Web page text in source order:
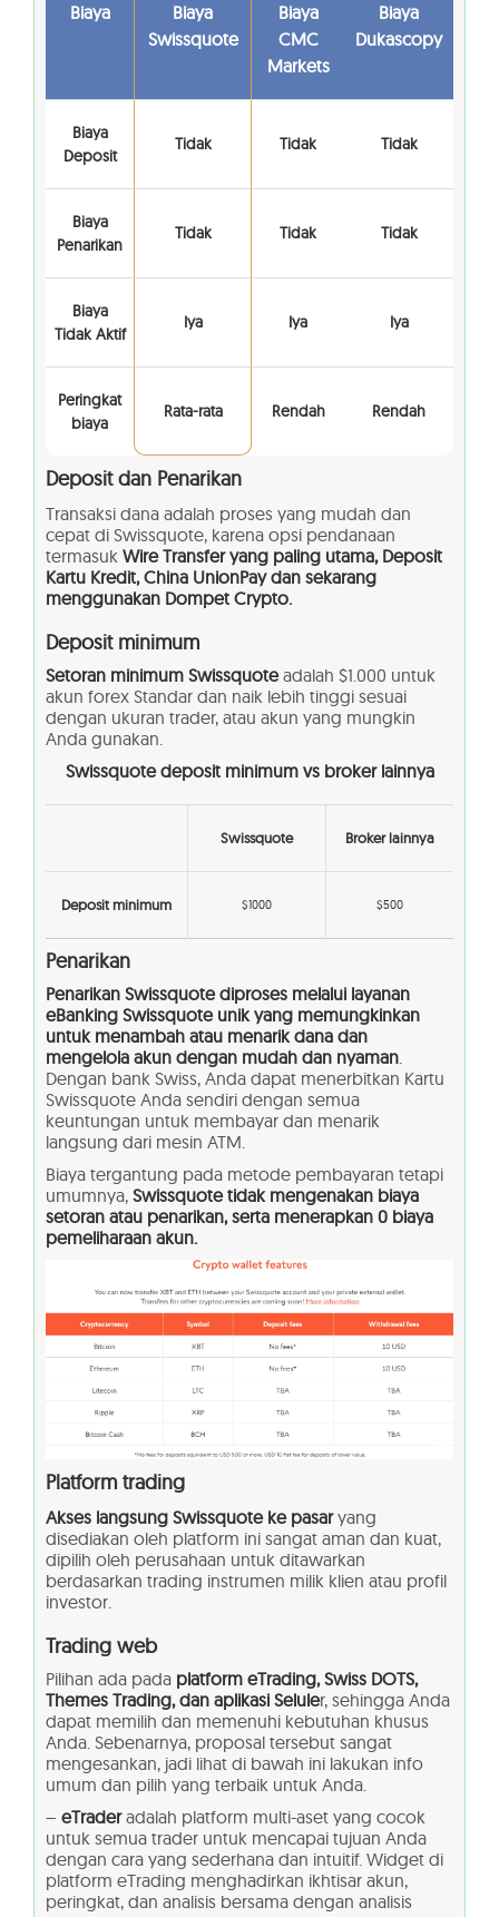
Biaya
Biaya
Swissquote
Biaya
CMC
Markets
Biaya
Dukascopy
Biaya
Deposit
Tidak Tidak Tidak
Biaya
Penarikan
Tidak Tidak Tidak
Biaya
Tidak Aktif
Iya Iya Iya
Peringkat
biaya
Rata-rata Rendah Rendah
Deposit dan Penarikan
Transaksi dana adalah proses yang mudah dan
cepat di Swissquote, karena opsi pendanaan
termasuk Wire Transfer yang paling utama, Deposit
Kartu Kredit, China UnionPay dan sekarang
menggunakan Dompet Crypto.
Deposit minimum
Setoran minimum Swissquoteadalah $1.000 untuk
akun forex Standar dan naik lebih tinggi sesuai
dengan ukuran trader, atau akun yang mungkin
Anda gunakan.
Swissquotedeposit minimum vs broker lainnya
Swissquote Broker lainnya
Deposit minimum $1000 $500
Penarikan
Penarikan Swissquote diproses melalui layanan
eBanking Swissquote unik yang memungkinkan
untuk menambah atau menarik dana dan
mengelola akun dengan mudah dan nyaman.
Dengan bank Swiss, Anda dapat menerbitkan Kartu
Swissquote Anda sendiri dengan semua
keuntungan untuk membayar dan menarik
langsung dari mesin ATM.
Biaya tergantung pada metode pembayaran tetapi
umumnya, Swissquote tidak mengenakan biaya
setoran atau penarikan, serta menerapkan 0 biaya
pemeliharaan akun.
Platform trading
Akses langsung Swissquote ke pasaryang
disediakan oleh platform ini sangat aman dan kuat,
dipilih oleh perusahaan untuk ditawarkan
berdasarkan trading instrumen milik klien atau profil
investor.
Trading web
Pilihan ada pada platform eTrading, Swiss DOTS,
Themes Trading, dan aplikasi Seluler, sehingga Anda
dapat memilih dan memenuhi kebutuhan khusus
Anda. Sebenarnya, proposal tersebut sangat
mengesankan, jadi lihat di bawah ini lakukan info
umum dan pilih yang terbaik untuk Anda.
– eTraderadalah platform multi-aset yang cocok
untuk semua trader untuk mencapai tujuan Anda
dengan cara yang sederhana dan intuitif. Widget di
platform eTrading menghadirkan ikhtisar akun,
peringkat, dan analisis bersama dengan analisis